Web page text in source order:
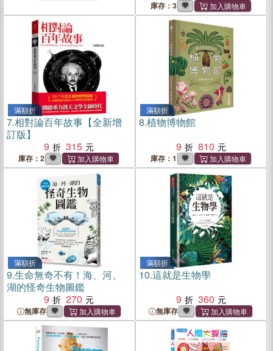
庫存：3
滿額折
7.相對論百年故事【全新增
訂版】
9
315
庫存：2
滿額折
8.植物博物館
9
810
庫存：1
滿額折
9.生命無奇不有！海、河、
湖的怪奇生物圖鑑
9
270
無庫存
滿額折
10.這就是生物學
9
360
無庫存